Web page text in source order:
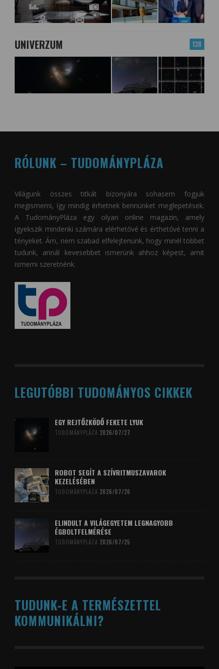
138
UNIVERZUM
RÓLUNK – TUDOMÁNYPLÁZA
Világunk összes titkát bizonyára sohasem fogjuk
megismerni, így mindig érhetnek bennünket meglepetések.
A TudományPláza egy olyan online magazin, amely
igyekszik mindenki számára elérhetővé és érthetővé tenni a
tényeket. Ám, nem szabad elfelejtenünk, hogy minél többet
tudunk, annál kevesebbet ismerünk ahhoz képest, amit
ismerni szeretnénk.
LEGUTÓBBI TUDOMÁNYOS CIKKEK
EGY REJTŐZKÖDŐ FEKETE LYUK
TUDOMÁNYPLÁZA 2026/07/27
ROBOT SEGÍT A SZÍVRITMUSZAVAROK
KEZELÉSÉBEN
TUDOMÁNYPLÁZA 2026/07/26
ELINDULT A VILÁGEGYETEM LEGNAGYOBB
ÉGBOLTFELMÉRÉSE
TUDOMÁNYPLÁZA 2026/07/25
TUDUNK-E A TERMÉSZETTEL
KOMMUNIKÁLNI?